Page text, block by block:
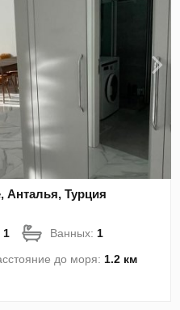
Анталья, Турция
1 Ванных: 1
до моря: 1.2 км